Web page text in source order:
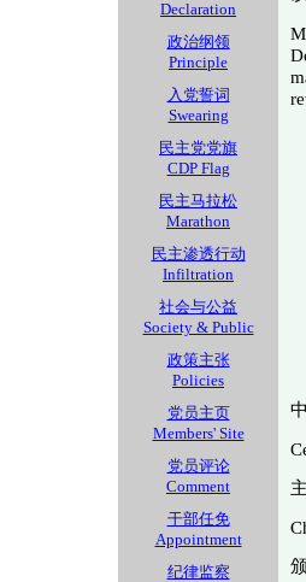
Declaration
政治纲领
Principle
入党誓词
Swearing
民主党党旗
CDP Flag
民主马拉松
Marathon
民主渗透行动
Infiltration
社会与公益
Society & Public
政策主张
Policies
党员主页
Members' Site
党员评论
Comment
干部任免
Appointment
纪律监察